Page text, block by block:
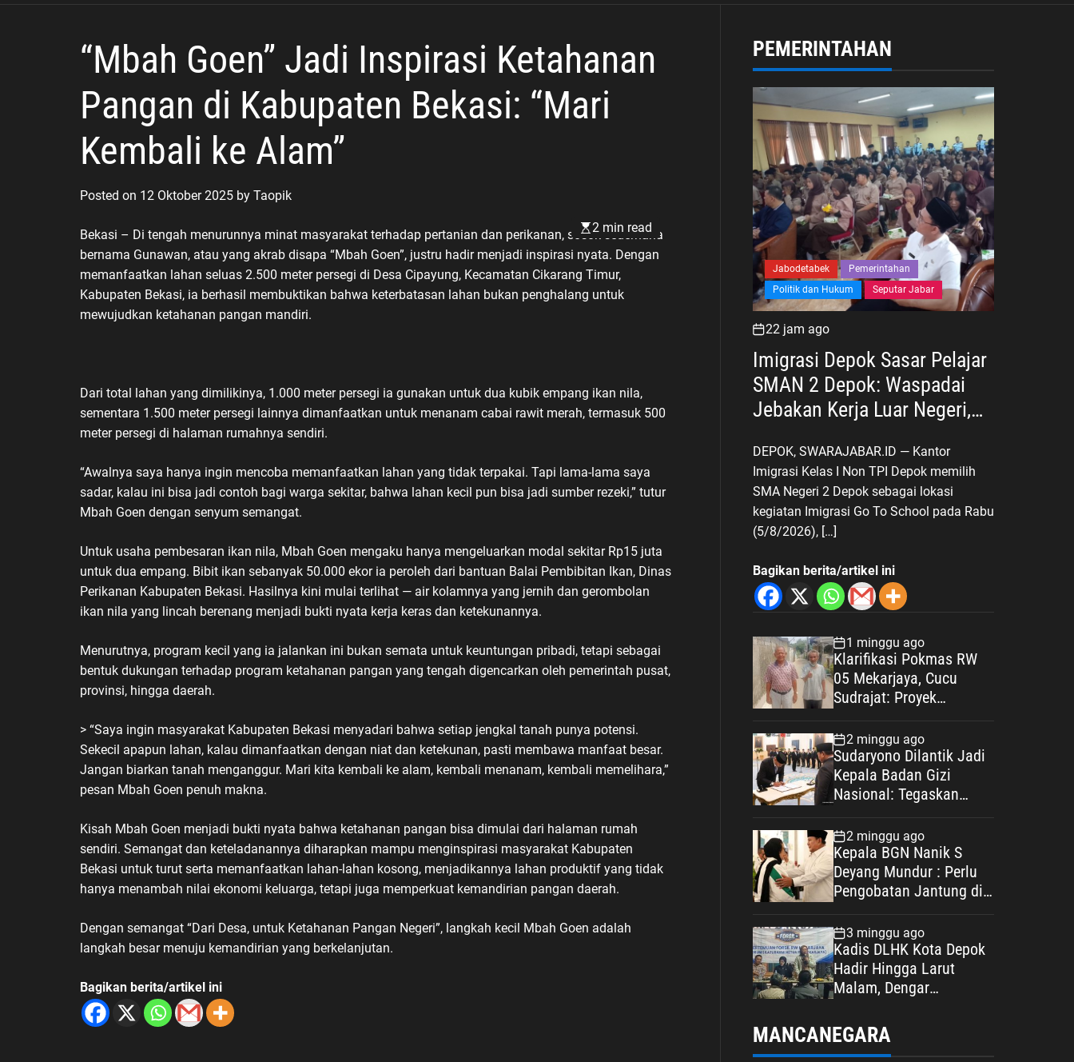
“Mbah Goen” Jadi Inspirasi Ketahanan
Pangan di Kabupaten Bekasi: “Mari
Kembali ke Alam”
Posted on 12 Oktober 2025 by Taopik
2 min read
Bekasi – Di tengah menurunnya minat masyarakat terhadap pertanian dan perikanan, sosok sederhana
bernama Gunawan, atau yang akrab disapa “Mbah Goen”, justru hadir menjadi inspirasi nyata. Dengan
memanfaatkan lahan seluas 2.500 meter persegi di Desa Cipayung, Kecamatan Cikarang Timur,
Kabupaten Bekasi, ia berhasil membuktikan bahwa keterbatasan lahan bukan penghalang untuk
mewujudkan ketahanan pangan mandiri.
Dari total lahan yang dimilikinya, 1.000 meter persegi ia gunakan untuk dua kubik empang ikan nila,
sementara 1.500 meter persegi lainnya dimanfaatkan untuk menanam cabai rawit merah, termasuk 500
meter persegi di halaman rumahnya sendiri.
“Awalnya saya hanya ingin mencoba memanfaatkan lahan yang tidak terpakai. Tapi lama-lama saya
sadar, kalau ini bisa jadi contoh bagi warga sekitar, bahwa lahan kecil pun bisa jadi sumber rezeki,” tutur
Mbah Goen dengan senyum semangat.
Untuk usaha pembesaran ikan nila, Mbah Goen mengaku hanya mengeluarkan modal sekitar Rp15 juta
untuk dua empang. Bibit ikan sebanyak 50.000 ekor ia peroleh dari bantuan Balai Pembibitan Ikan, Dinas
Perikanan Kabupaten Bekasi. Hasilnya kini mulai terlihat — air kolamnya yang jernih dan gerombolan
ikan nila yang lincah berenang menjadi bukti nyata kerja keras dan ketekunannya.
Menurutnya, program kecil yang ia jalankan ini bukan semata untuk keuntungan pribadi, tetapi sebagai
bentuk dukungan terhadap program ketahanan pangan yang tengah digencarkan oleh pemerintah pusat,
provinsi, hingga daerah.
> “Saya ingin masyarakat Kabupaten Bekasi menyadari bahwa setiap jengkal tanah punya potensi.
Sekecil apapun lahan, kalau dimanfaatkan dengan niat dan ketekunan, pasti membawa manfaat besar.
Jangan biarkan tanah menganggur. Mari kita kembali ke alam, kembali menanam, kembali memelihara,”
pesan Mbah Goen penuh makna.
Kisah Mbah Goen menjadi bukti nyata bahwa ketahanan pangan bisa dimulai dari halaman rumah
sendiri. Semangat dan keteladanannya diharapkan mampu menginspirasi masyarakat Kabupaten
Bekasi untuk turut serta memanfaatkan lahan-lahan kosong, menjadikannya lahan produktif yang tidak
hanya menambah nilai ekonomi keluarga, tetapi juga memperkuat kemandirian pangan daerah.
Dengan semangat “Dari Desa, untuk Ketahanan Pangan Negeri”, langkah kecil Mbah Goen adalah
langkah besar menuju kemandirian yang berkelanjutan.
Bagikan berita/artikel ini
PEMERINTAHAN
Jabodetabek
Pemerintahan
Politik dan Hukum
Seputar Jabar
22 jam ago
Imigrasi Depok Sasar Pelajar
SMAN 2 Depok: Waspadai
Jebakan Kerja Luar Negeri,
Depan
DEPOK, SWARAJABAR.ID — Kantor
Imigrasi Kelas I Non TPI Depok memilih
SMA Negeri 2 Depok sebagai lokasi
kegiatan Imigrasi Go To School pada Rabu
(5/8/2026), […]
Bagikan berita/artikel ini
1 minggu ago
Klarifikasi Pokmas RW
05 Mekarjaya, Cucu
Sudrajat: Proyek
Spesifikasi
2 minggu ago
Sudaryono Dilantik Jadi
Kepala Badan Gizi
Nasional: Tegaskan
Kepentingan
2 minggu ago
Kepala BGN Nanik S
Deyang Mundur : Perlu
Pengobatan Jantung di
3 minggu ago
Kadis DLHK Kota Depok
Hadir Hingga Larut
Malam, Dengar
Retribusi Sampah di
MANCANEGARA